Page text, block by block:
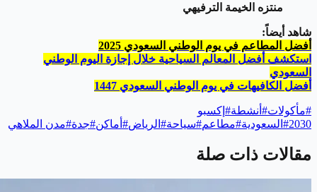
منتزه الخيمة الترفيهي
شاهد أيضاً:
أفضل المطاعم في يوم الوطني السعودي 2025
استكشف أفضل المعالم السياحية خلال إجازة اليوم الوطني
السعودي
أفضل الكافيهات في يوم الوطني السعودي 1447
#مأكولات# أنشطة# إكسبو
2030
# السعودية#مطاعم#سياحة# الرياض# أماكن#جدة#مدن الملاهي
مقالات ذات صلة